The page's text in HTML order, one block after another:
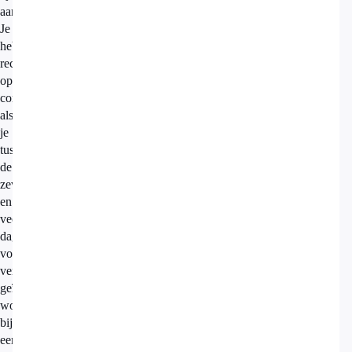
aanpassen.
Je
hebt
recht
op
compensatie
als
je
tussen
de
zeven
en
veertien
dagen
voor
vertrek
geïnformeerd
wordt
bij
een